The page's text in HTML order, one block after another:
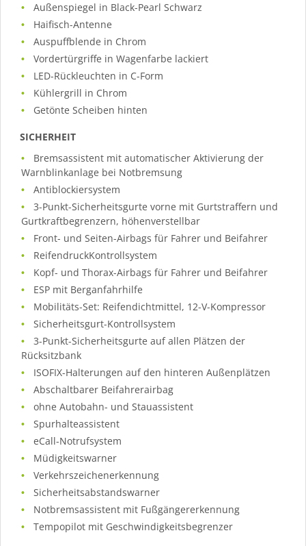
Außenspiegel in Black-Pearl Schwarz
Haifisch-Antenne
Auspuffblende in Chrom
Vordertürgriffe in Wagenfarbe lackiert
LED-Rückleuchten in C-Form
Kühlergrill in Chrom
Getönte Scheiben hinten
SICHERHEIT
Bremsassistent mit automatischer Aktivierung der
Warnblinkanlage bei Notbremsung
Antiblockiersystem
3-Punkt-Sicherheitsgurte vorne mit Gurtstraffern und
Gurtkraftbegrenzern, höhenverstellbar
Front- und Seiten-Airbags für Fahrer und Beifahrer
ReifendruckKontrollsystem
Kopf- und Thorax-Airbags für Fahrer und Beifahrer
ESP mit Berganfahrhilfe
Mobilitäts-Set: Reifendichtmittel, 12-V-Kompressor
Sicherheitsgurt-Kontrollsystem
3-Punkt-Sicherheitsgurte auf allen Plätzen der
Rücksitzbank
ISOFIX-Halterungen auf den hinteren Außenplätzen
Abschaltbarer Beifahrerairbag
ohne Autobahn- und Stauassistent
Spurhalteassistent
eCall-Notrufsystem
Müdigkeitswarner
Verkehrszeichenerkennung
Sicherheitsabstandswarner
Notbremsassistent mit Fußgängererkennung
Tempopilot mit Geschwindigkeitsbegrenzer